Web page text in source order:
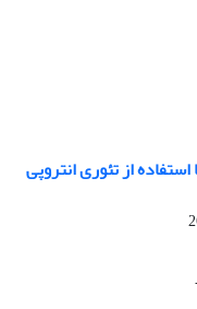
از تئوری انتروپی